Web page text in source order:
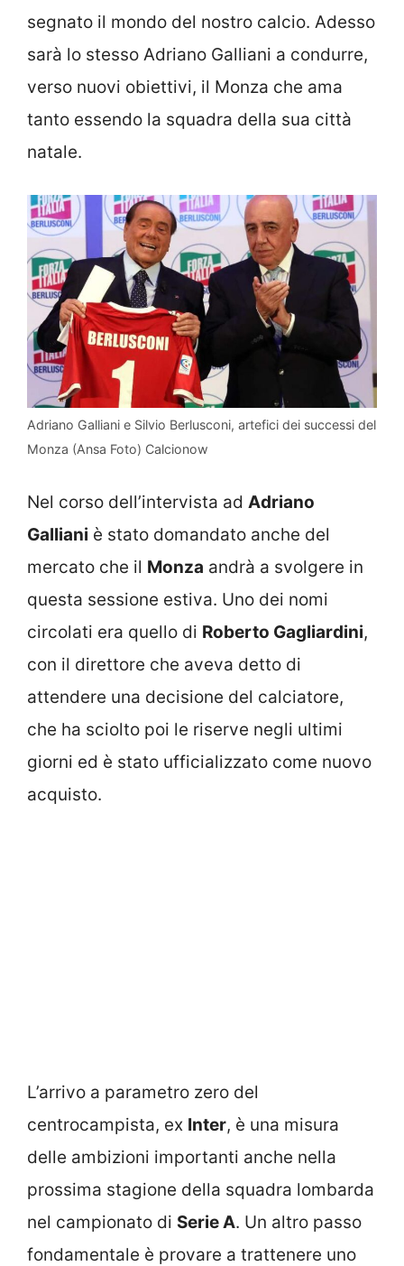
segnato il mondo del nostro calcio. Adesso
sarà lo stesso Adriano Galliani a condurre,
verso nuovi obiettivi, il Monza che ama
tanto essendo la squadra della sua città
natale.
Adriano Galliani e Silvio Berlusconi, artefici dei successi del
Monza (Ansa Foto) Calcionow
Nel corso dell’intervista ad Adriano
Galliani è stato domandato anche del
mercato che il Monza andrà a svolgere in
questa sessione estiva. Uno dei nomi
circolati era quello di Roberto Gagliardini,
con il direttore che aveva detto di
attendere una decisione del calciatore,
che ha sciolto poi le riserve negli ultimi
giorni ed è stato ufficializzato come nuovo
acquisto.
L’arrivo a parametro zero del
centrocampista, ex Inter, è una misura
delle ambizioni importanti anche nella
prossima stagione della squadra lombarda
nel campionato di Serie A. Un altro passo
fondamentale è provare a trattenere uno